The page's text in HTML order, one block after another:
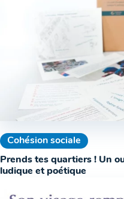
Cohésion sociale
Prends tes quartiers ! Un
ludique et poétique